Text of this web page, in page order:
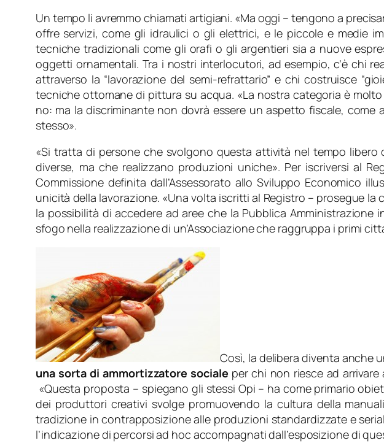
Un tempo li avremmo chiamati artigiani. «Ma oggi – tengono a
offre servizi, come gli idraulici o gli elettrici, e le piccole e medie
tecniche tradizionali come gli orafi o gli argentieri sia a nuove
oggetti ornamentali. Tra i nostri interlocutori, ad esempio, c’è chi
attraverso la “lavorazione del semi-refrattario” e chi costruisce
tecniche ottomane di pittura su acqua. «La nostra categoria è
no: ma la discriminante non dovrà essere un aspetto fiscale,
stesso».
«Si tratta di persone che svolgono questa attività nel tempo libero
diverse, ma che realizzano produzioni uniche». Per iscriversi al
Commissione definita dall’Assessorato allo Sviluppo Economico
unicità della lavorazione. «Una volta iscritti al Registro – prosegue la
la possibilità di accedere ad aree che la Pubblica
sfogo nella realizzazione di un’Associazione che raggruppa i primi
Così, la delibera diventa anche
una sorta di ammortizzatore sociale per chi non riesce ad
«Questa proposta – spiegano gli stessi Opi – ha come primario
dei produttori creativi svolge promuovendo la cultura della
tradizione in contrapposizione alle produzioni standardizzate e
l’indicazione di percorsi ad hoc accompagnati dall’esposizione di